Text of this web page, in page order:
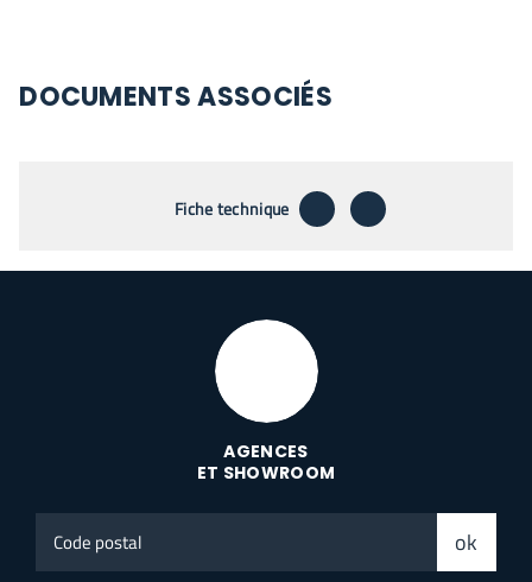
DOCUMENTS ASSOCIÉS
Fiche technique téléchargerenvoyer par
AGENCES
ET SHOWROOM
postal
ok